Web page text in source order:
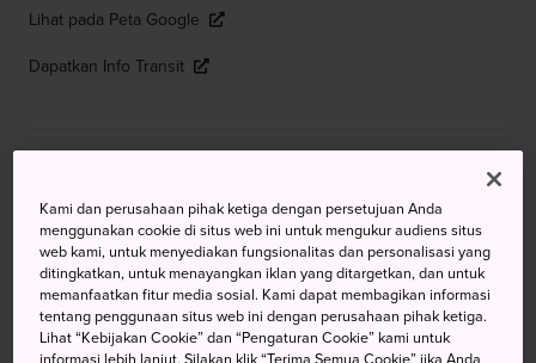
Lihat pada Peta Google
Dapatkan Info Transit
Salah Satu dari Tujuh Wihara
Terbesar di Nara
Sebagai salah satu bandingan dariTodaiji
, Wihara
Kami dan perusahaan pihak ketiga dengan persetujuan Anda
menggunakan cookie di situs web ini untuk mengukur audiens situs
web kami, untuk menyediakan fungsionalitas dan personalisasi yang
ditingkatkan, untuk menayangkan iklan yang ditargetkan, dan untuk
memanfaatkan fitur media sosial. Kami dapat membagikan informasi
tentang penggunaan situs web ini dengan perusahaan pihak ketiga.
Lihat “Kebijakan Cookie” dan “Pengaturan Cookie” kami untuk